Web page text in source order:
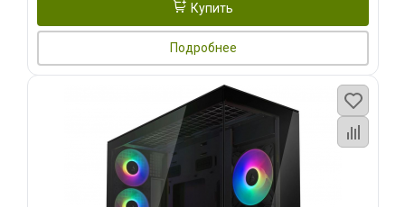
Купить
Подробнее